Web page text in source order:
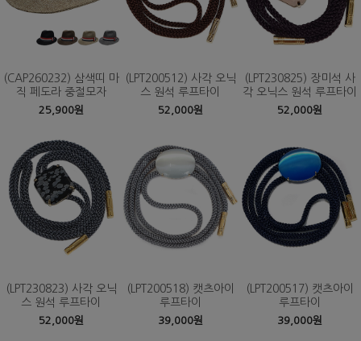
(CAP260232) 삼색띠 마
직 페도라 중절모자
25,900원
(LPT200512) 사각 오닉
스 원석 루프타이
52,000원
(LPT230825) 장미석 사
각 오닉스 원석 루프타이
52,000원
(LPT230823) 사각 오닉
스 원석 루프타이
52,000원
(LPT200518) 캣츠아이
루프타이
39,000원
(LPT200517) 캣츠아이
루프타이
39,000원